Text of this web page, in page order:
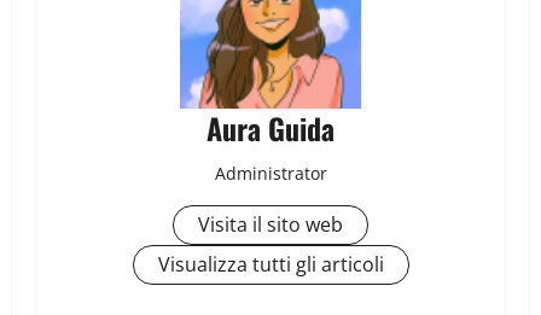
Aura Guida
Administrator
Visita il sito web
Visualizza tutti gli articoli